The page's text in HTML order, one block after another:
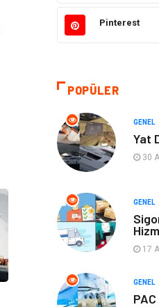
Makine
Gıda
Spor
Tatil
Emlak
Genel Kültür
Müzik
Pinterest
POPÜLER
GENEL
Yat
30
GENEL
17
GENEL